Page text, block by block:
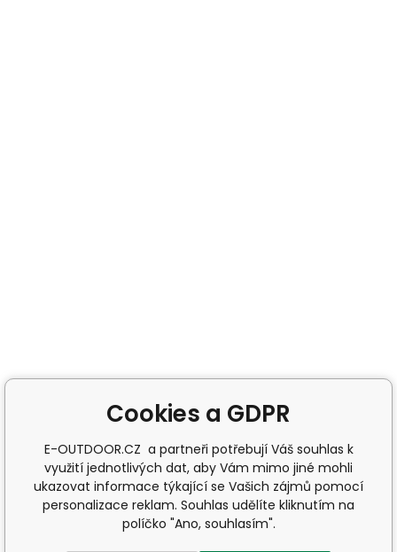
Cookies a GDPR
E-OUTDOOR.CZ a partneři potřebují Váš souhlas k
využití jednotlivých dat, aby Vám mimo jiné mohli
ukazovat informace týkající se Vašich zájmů pomocí
personalizace reklam. Souhlas udělíte kliknutím na
políčko "Ano, souhlasím".